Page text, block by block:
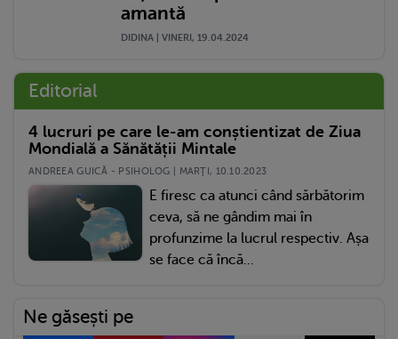
amantă
DIDINA | VINERI, 19.04.2024
Editorial
4 lucruri pe care le-am conștientizat de Ziua
Mondială a Sănătății Mintale
ANDREEA GUICĂ - PSIHOLOG | MARŢI, 10.10.2023
E firesc ca atunci când sărbătorim
ceva, să ne gândim mai în
profunzime la lucrul respectiv. Așa
se face că încă...
Ne găsești pe